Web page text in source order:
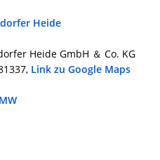
Heide
Heide GmbH ＆ Co. KG
Link zu Google Maps